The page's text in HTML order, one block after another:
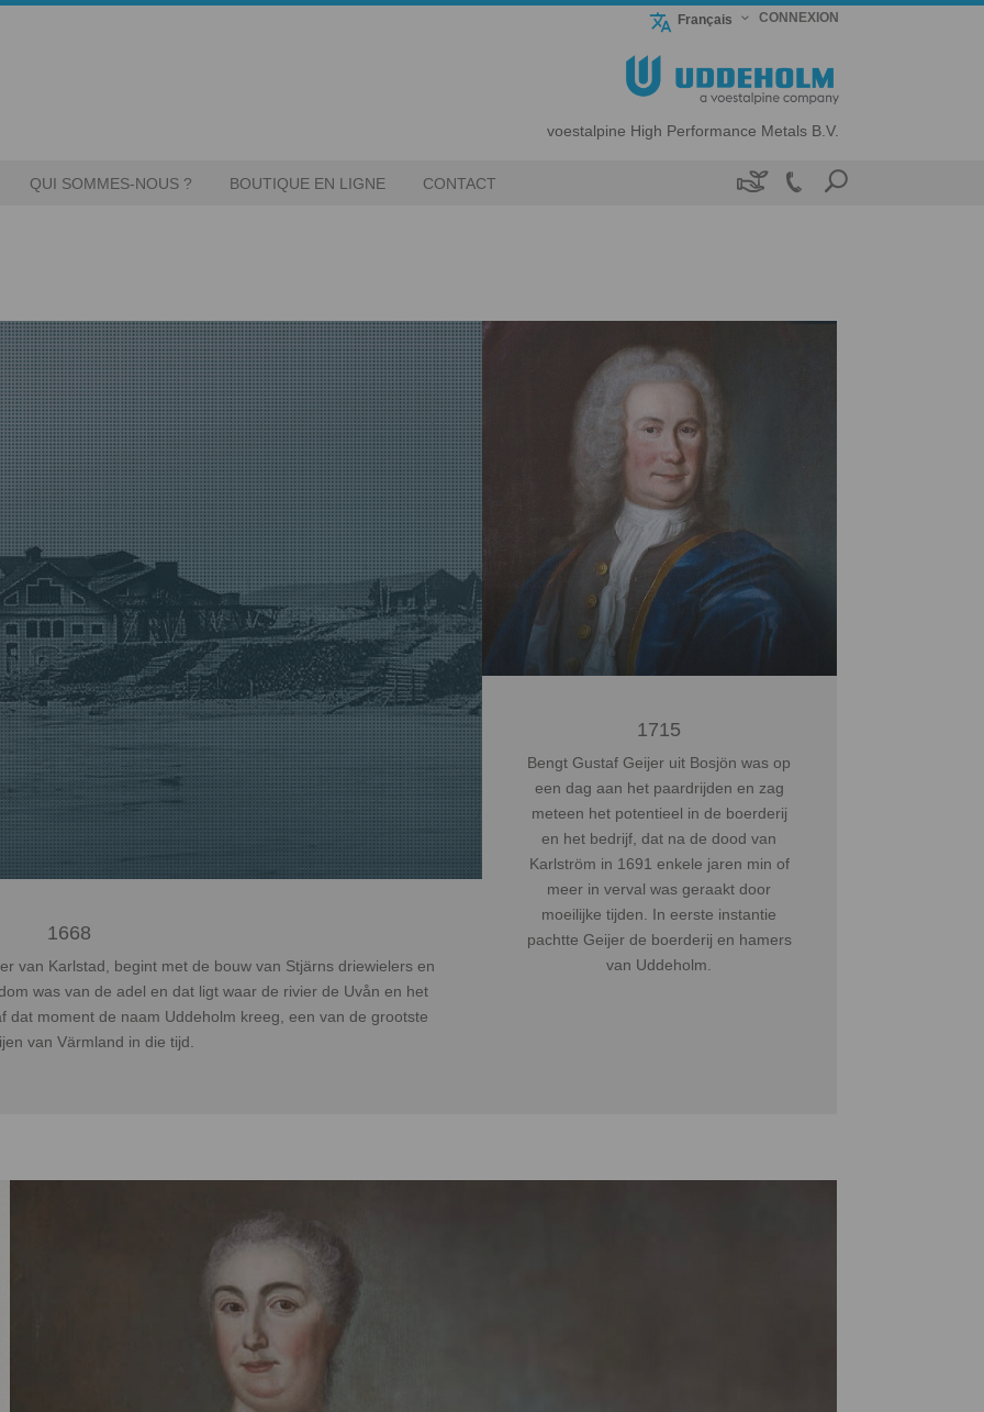
Français CONNEXION
voestalpine High Performance Metals B.V.
QUI SOMMES-NOUS ? BOUTIQUE EN LIGNE CONTACT 
1668
van Karlstad, begint met de bouw van Stjärns driewielers en
was van de adel en dat ligt waar de rivier de Uvån en het
dat moment de naam Uddeholm kreeg, een van de grootste
van Värmland in die tijd.
1715
Bengt Gustaf Geijer uit Bosjön was op
een dag aan het paardrijden en zag
meteen het potentieel in de boerderij
en het bedrijf, dat na de dood van
Karlström in 1691 enkele jaren min of
meer in verval was geraakt door
moeilijke tijden. In eerste instantie
pachtte Geijer de boerderij en hamers
van Uddeholm.